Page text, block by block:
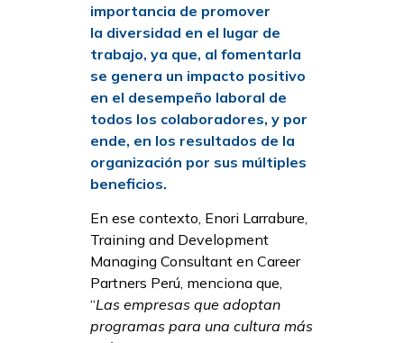
importancia de promover
la diversidad en el lugar de
trabajo, ya que, al fomentarla
se genera un impacto positivo
en el desempeño laboral de
todos los colaboradores, y por
ende, en los resultados de la
organización por sus múltiples
beneficios.
En ese contexto, Enori Larrabure,
Training and Development
Managing Consultant en Career
Partners Perú, menciona que,
“Las empresas que adoptan
programas para una cultura más